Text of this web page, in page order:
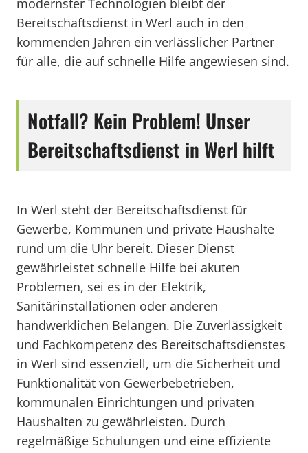
modernster Technologien bleibt der
Bereitschaftsdienst in Werl auch in den
kommenden Jahren ein verlässlicher Partner
für alle, die auf schnelle Hilfe angewiesen sind.
Notfall? Kein Problem! Unser
Bereitschaftsdienst in Werl hilft
In Werl steht der Bereitschaftsdienst für
Gewerbe, Kommunen und private Haushalte
rund um die Uhr bereit. Dieser Dienst
gewährleistet schnelle Hilfe bei akuten
Problemen, sei es in der Elektrik,
Sanitärinstallationen oder anderen
handwerklichen Belangen. Die Zuverlässigkeit
und Fachkompetenz des Bereitschaftsdienstes
in Werl sind essenziell, um die Sicherheit und
Funktionalität von Gewerbebetrieben,
kommunalen Einrichtungen und privaten
Haushalten zu gewährleisten. Durch
regelmäßige Schulungen und eine effiziente